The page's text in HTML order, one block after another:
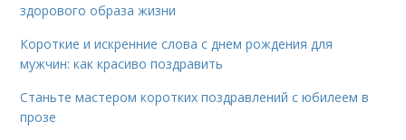
здорового образа жизни
Короткие и искренние слова с днем рождения для
мужчин: как красиво поздравить
Станьте мастером коротких поздравлений с юбилеем в
прозе